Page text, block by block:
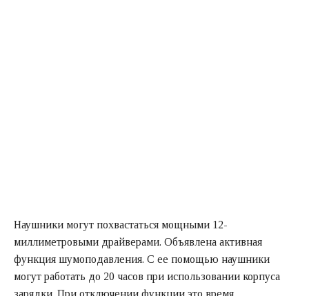
Наушники могут похвастаться мощными 12-
миллиметровыми драйверами. Объявлена активная
функция шумоподавления. С ее помощью наушники
могут работать до 20 часов при использовании корпуса
зарядки. При отключении функции это время